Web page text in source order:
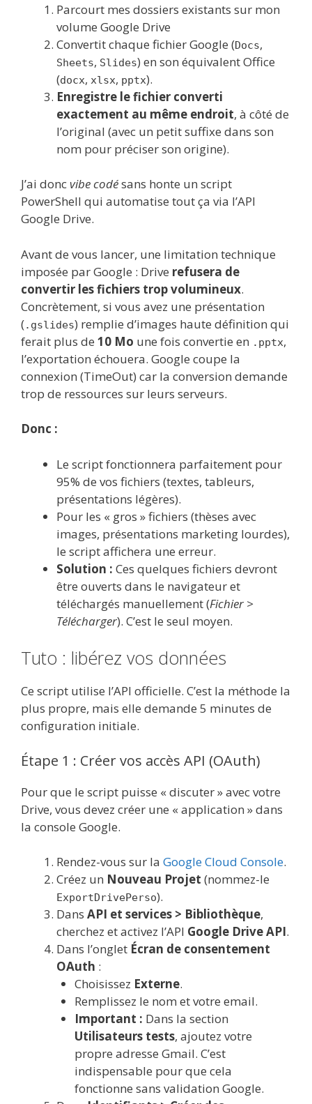
Parcourt mes dossiers existants sur mon
volume Google Drive
Convertit chaque fichier Google (Docs,
Sheets, Slides) en son équivalent Office
(docx, xlsx, pptx).
Enregistre le fichier converti
exactement au même endroit, à côté de
l’original (avec un petit suffixe dans son
nom pour préciser son origine).
J’ai doncvibe codésans honte un script
PowerShell qui automatise tout ça via l’API
Google Drive.
Avant de vous lancer, une limitation technique
imposée par Google : Drive refusera de
convertir les fichiers trop volumineux.
Concrètement, si vous avez une présentation
(.gslides) remplie d’images haute définition qui
ferait plus de 10 Mo une fois convertie en .pptx,
l’exportation échouera. Google coupe la
connexion (TimeOut) car la conversion demande
trop de ressources sur leurs serveurs.
Donc :
Le script fonctionnera parfaitement pour
95% de vos fichiers (textes, tableurs,
présentations légères).
Pour les « gros » fichiers (thèses avec
images, présentations marketing lourdes),
le script affichera une erreur.
Solution : Ces quelques fichiers devront
être ouverts dans le navigateur et
téléchargés manuellement (Fichier >
Télécharger). C’est le seul moyen.
Tuto : libérez vos données
Ce script utilise l’API officielle. C’est la méthode la
plus propre, mais elle demande 5 minutes de
configuration initiale.
Étape 1 : Créer vos accès API (OAuth)
Pour que le script puisse « discuter » avec votre
Drive, vous devez créer une « application » dans
la console Google.
Rendez-vous sur la Google Cloud Console.
Créez un Nouveau Projet (nommez-le
ExportDrivePerso).
Dans API et services > Bibliothèque,
cherchez et activez l’API Google Drive API.
Dans l’onglet Écran de consentement
OAuth :
Choisissez Externe.
Remplissez le nom et votre email.
Important : Dans la section
Utilisateurs tests, ajoutez votre
propre adresse Gmail. C’est
indispensable pour que cela
fonctionne sans validation Google.